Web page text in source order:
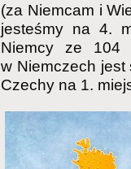
(za Niemcam i
jesteśmy na 4.
Niemcy ze
w Niemczech
Czechy na 1.